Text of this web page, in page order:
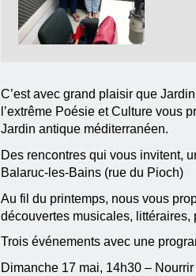
C’est avec grand plaisir que
l’extrême Poésie et Culture vous
Jardin antique méditerranéen.
Des rencontres qui vous invitent,
Balaruc-les-Bains (rue du Pioch)
Au fil du printemps, nous vous
découvertes musicales, littéraires,
Trois événements avec une
Dimanche 17 mai, 14h30 –